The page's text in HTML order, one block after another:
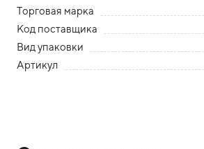
Торговая марка
Код поставщика
Вид упаковки
Артикул